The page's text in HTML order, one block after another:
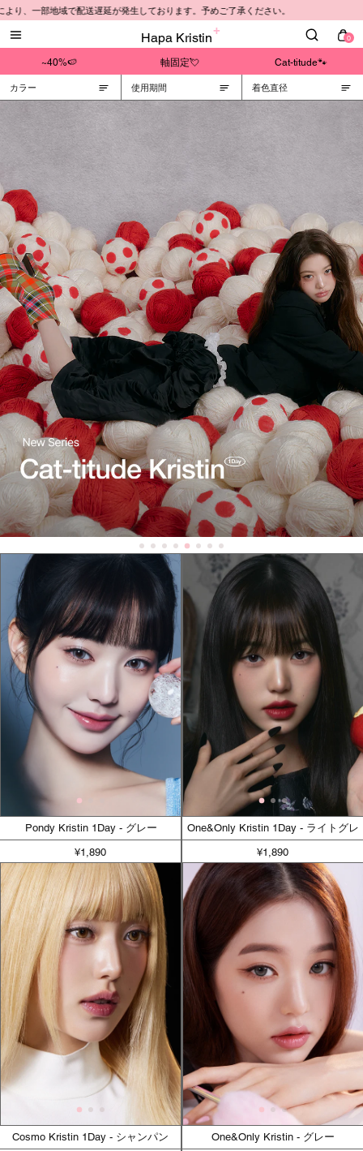
Hapa Kristin 0
~40%🍉 軸固定💘 Cat-titude🐾
一部地域で配送遅延が発生しております。予めご了承ください。
カラー 使用期間 着色直径
Pondy Kristin 1Day - グレー
¥1,890
One&Only Kristin 1Day - ライトグレ
ー
¥1,890
Cosmo Kristin 1Day - シャンパン
One&Only Kristin - グレー